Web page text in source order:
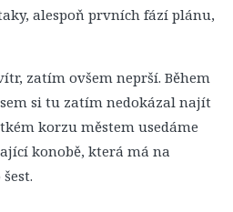
alespoň prvních fází plánu,
zatím ovšem neprší. Během
si tu zatím nedokázal najít
korzu městem usedáme
konobě, která má na